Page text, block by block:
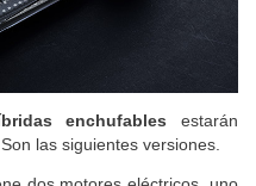
enchufables estarán
las siguientes versiones.